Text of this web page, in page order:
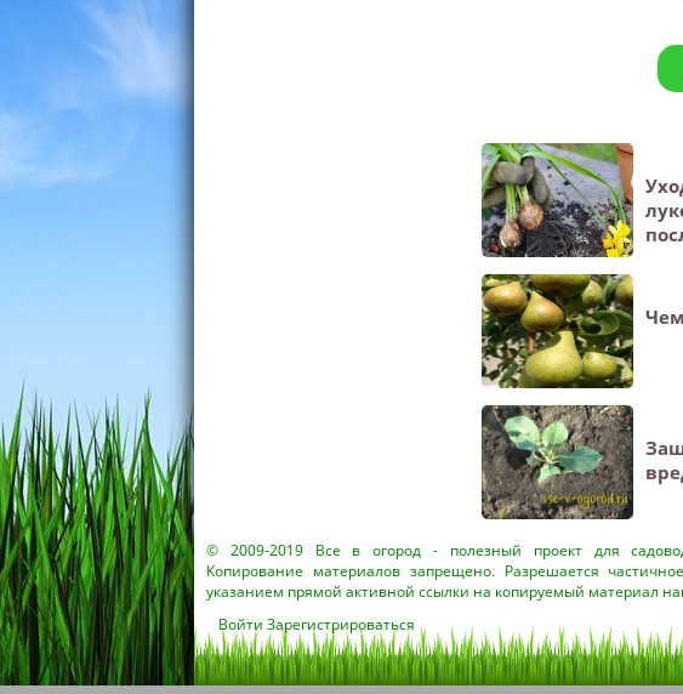
© 2009-2019 Все в огород - полезный проект для
Копирование материалов запрещено. Разрешается
указанием прямой активной ссылки на копируемый материал
Войти Зарегистрироваться